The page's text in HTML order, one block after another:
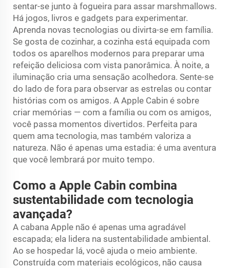
sentar-se junto à fogueira para assar marshmallows.
Há jogos, livros e gadgets para experimentar.
Aprenda novas tecnologias ou divirta-se em família.
Se gosta de cozinhar, a cozinha está equipada com
todos os aparelhos modernos para preparar uma
refeição deliciosa com vista panorâmica. À noite, a
iluminação cria uma sensação acolhedora. Sente-se
do lado de fora para observar as estrelas ou contar
histórias com os amigos. A Apple Cabin é sobre
criar memórias — com a família ou com os amigos,
você passa momentos divertidos. Perfeita para
quem ama tecnologia, mas também valoriza a
natureza. Não é apenas uma estadia: é uma aventura
que você lembrará por muito tempo.
Como a Apple Cabin combina
sustentabilidade com tecnologia
avançada?
A cabana Apple não é apenas uma agradável
escapada; ela lidera na sustentabilidade ambiental.
Ao se hospedar lá, você ajuda o meio ambiente.
Construída com materiais ecológicos, não causa